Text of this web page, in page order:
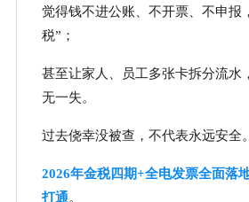
觉得钱不进公账、不开票、不申报
税”；
甚至让家人、员工多张卡拆分流水
无一失。
过去侥幸没被查，不代表永远安全。
2026年金税四期+全电发票全面落
打通。